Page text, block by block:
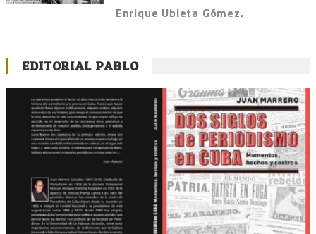
Enrique Ubieta Gómez.
EDITORIAL PABLO